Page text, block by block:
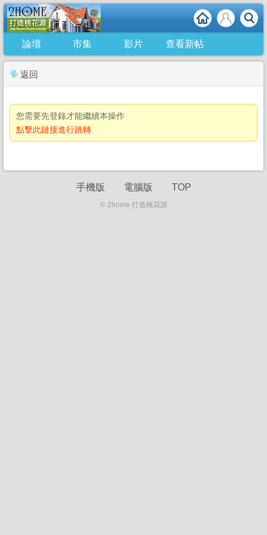
論壇 市集 影片 查看新帖
返回
您需要先登錄才能繼續本操作
點擊此鏈接進行跳轉
手機版 電腦版 TOP
© 2home 打造桃花源